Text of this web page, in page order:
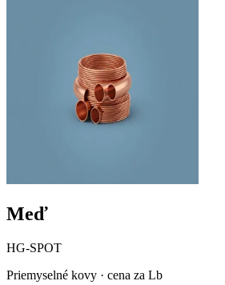
Meď
HG-SPOT
Priemyselné kovy · cena za Lb